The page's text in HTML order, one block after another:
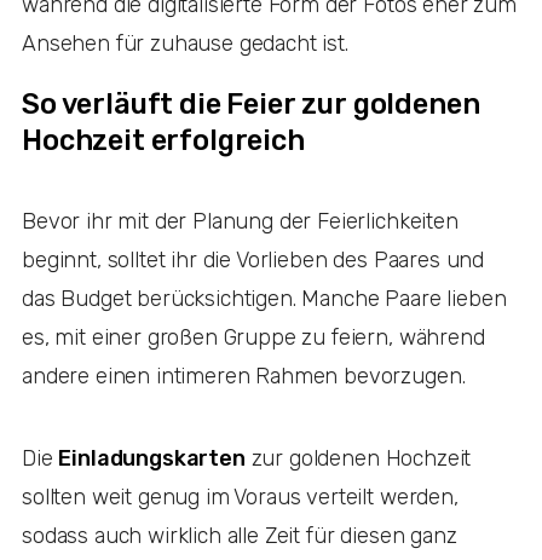
Ansehen für zuhause gedacht ist.
So verläuft die Feier zur goldenen
Hochzeit erfolgreich
Bevor ihr mit der Planung der Feierlichkeiten
beginnt, solltet ihr die Vorlieben des Paares und
das Budget berücksichtigen. Manche Paare lieben
es, mit einer großen Gruppe zu feiern, während
andere einen intimeren Rahmen bevorzugen.
Die Einladungskarten zur goldenen Hochzeit
sollten weit genug im Voraus verteilt werden,
sodass auch wirklich alle Zeit für diesen ganz